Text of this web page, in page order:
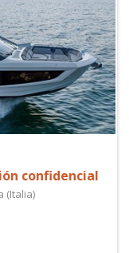
confidencial
(Italia)